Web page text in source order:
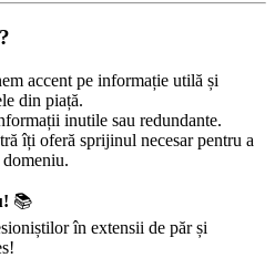
accent pe informație utilă și
din piață.
inutile sau redundante.
îți oferă sprijinul necesar pentru a
📚
în extensii de păr și